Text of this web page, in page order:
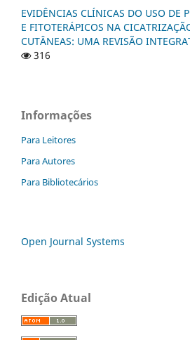
EVIDÊNCIAS CLÍNICAS DO USO DE
E FITOTERÁPICOS NA
CUTÂNEAS: UMA REVISÃO
316
Informações
Para Leitores
Para Autores
Para Bibliotecários
Open Journal Systems
Edição Atual